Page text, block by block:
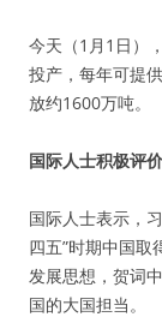
今天（1月1日）
投产，每年可提
放约1600万吨。
国际人士积极评
国际人士表示，
四五”时期中国取
发展思想，贺词
国的大国担当。